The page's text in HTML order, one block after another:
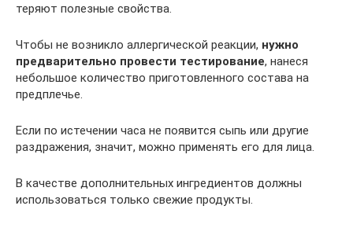
теряют полезные свойства.
Чтобы не возникло аллергической реакции, нужно
предварительно провести тестирование, нанеся
небольшое количество приготовленного состава на
предплечье.
Если по истечении часа не появится сыпь или другие
раздражения, значит, можно применять его для лица.
В качестве дополнительных ингредиентов должны
использоваться только свежие продукты.